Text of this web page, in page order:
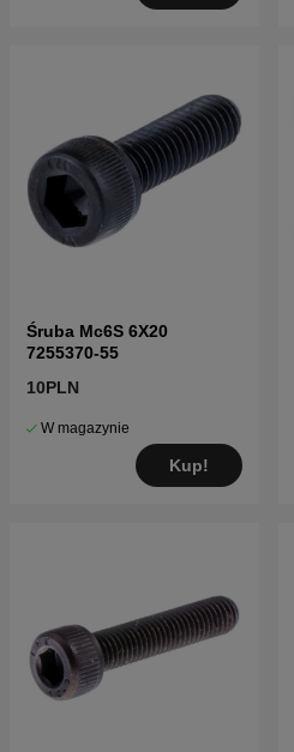
Śruba Mc6S 6X20
7255370-55
10PLN
W magazynie
Kup!